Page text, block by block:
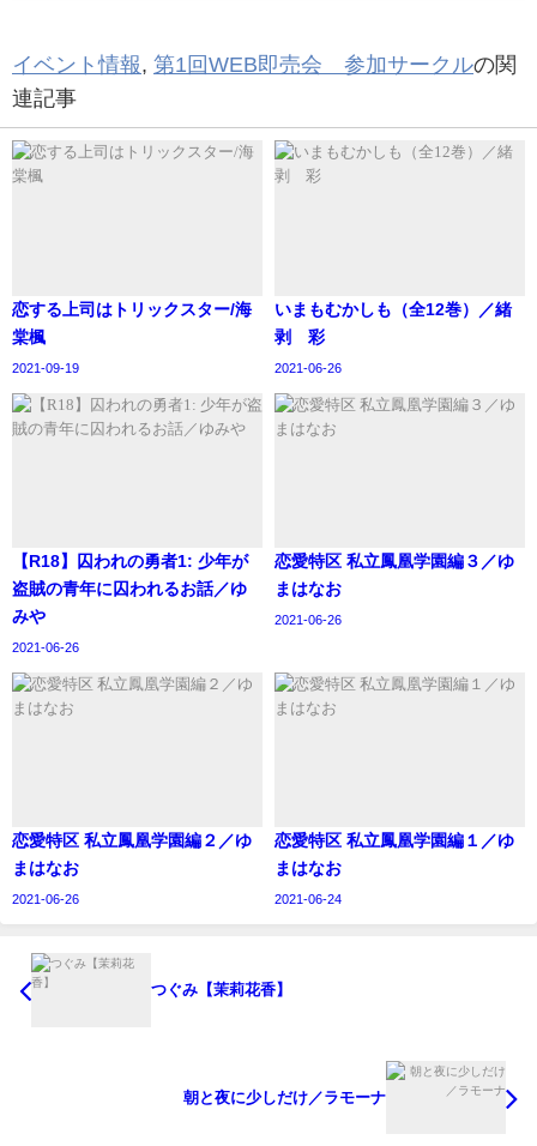
イベント情報, 第1回WEB即売会 参加サークルの関
連記事
恋する上司はトリックスター/海
棠楓
2021-09-19
いまもむかしも（全12巻）／緒
剥 彩
2021-06-26
【R18】囚われの勇者1: 少年が
盗賊の青年に囚われるお話／ゆ
みや
2021-06-26
恋愛特区 私立鳳凰学園編３／ゆ
まはなお
2021-06-26
恋愛特区 私立鳳凰学園編２／ゆ
まはなお
2021-06-26
恋愛特区 私立鳳凰学園編１／ゆ
まはなお
2021-06-24
つぐみ【茉莉花香】
朝と夜に少しだけ／ラモーナ